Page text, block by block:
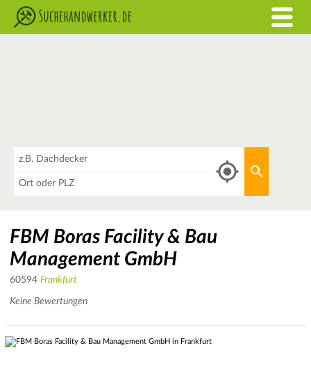
FBM Boras Facility & Bau
Management GmbH
60594 Frankfurt
Keine Bewertungen